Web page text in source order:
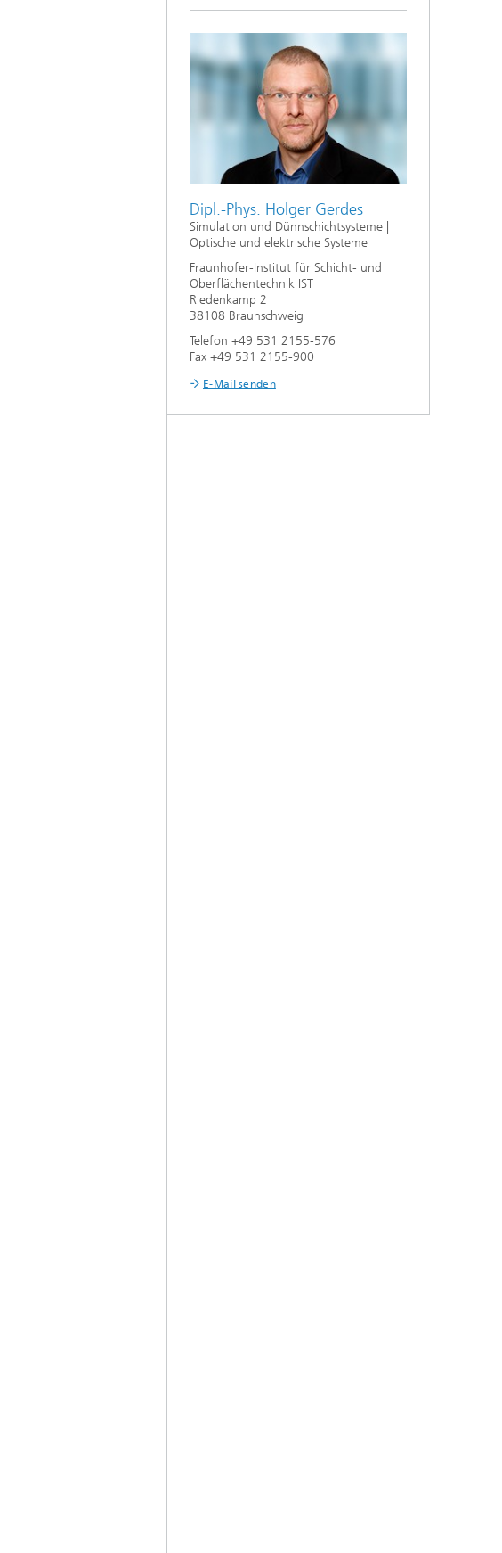
Dipl.-Phys. Holger Gerdes
Simulation und Dünnschichtsysteme |
Optische und elektrische Systeme
Fraunhofer-Institut für Schicht- und
Oberflächentechnik IST
Riedenkamp 2
38108 Braunschweig
Telefon +49 531 2155-576
Fax +49 531 2155-900
E-Mail senden